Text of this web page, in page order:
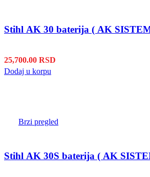
Stihl AK 30 baterija ( AK
25,700.00 RSD
Dodaj u korpu
Brzi pregled
Stihl AK 30S baterija ( AK